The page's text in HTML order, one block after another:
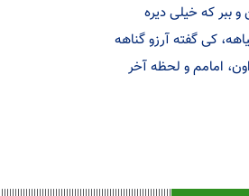
ببر که خیلی دیره
کی گفته آرزو گناهه
امامم و لحظه آخر